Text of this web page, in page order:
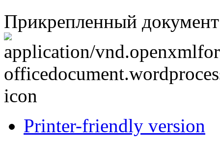
Прикрепленный
Printer-friendly version